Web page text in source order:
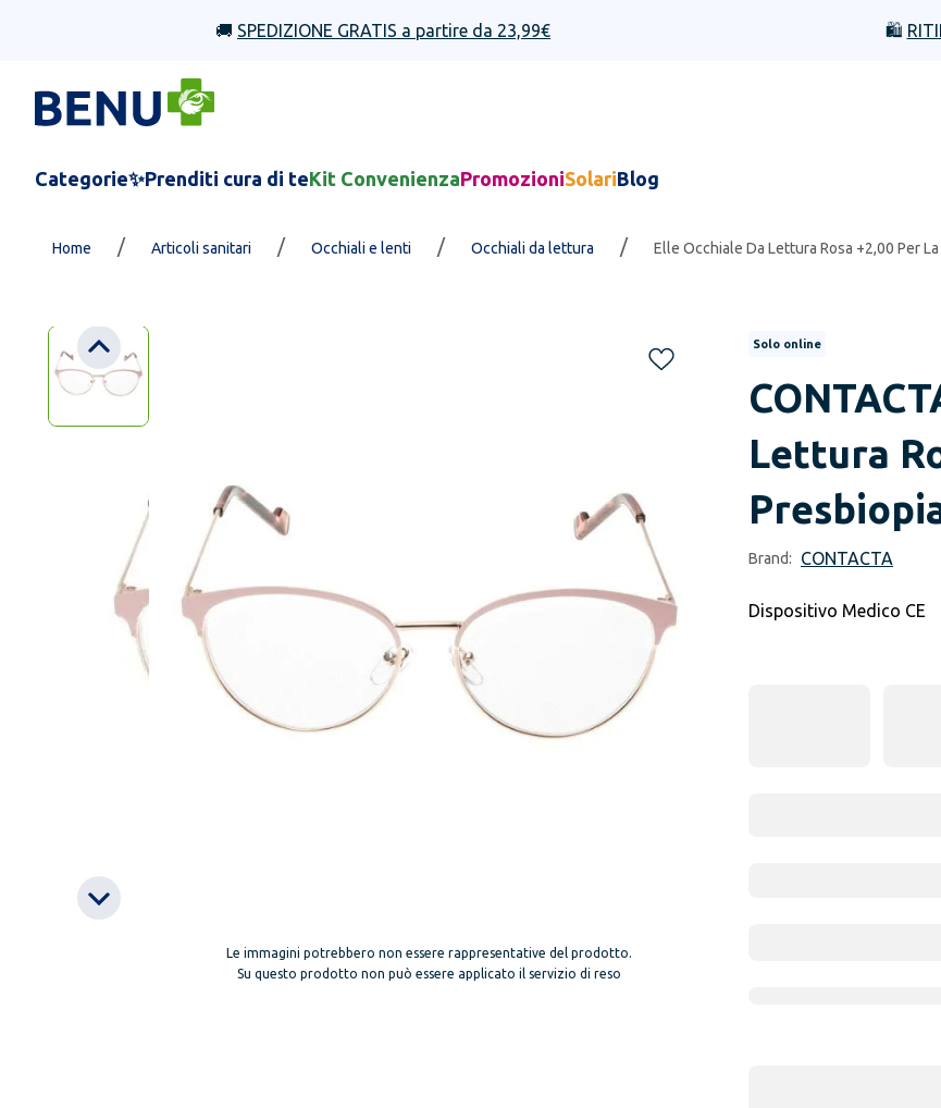
🚚 SPEDIZIONE GRATIS a partire da 23,99€ 🛍️
Categorie✨Prenditi cura di teKit ConvenienzaPromozioniSolariBlog
Home / Articoli sanitari / Occhiali e lenti / Occhiali da lettura / Elle Occhiale Da Lettura Rosa +2,00 Per
Le immagini potrebbero non essere rappresentative del prodotto.
Su questo prodotto non può essere applicato il servizio di reso
Solo online
Lettura
Brand: CONTACTA
Dispositivo Medico CE